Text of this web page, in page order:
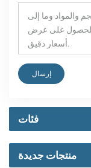
إرسال
فئات
منتجات جديدة